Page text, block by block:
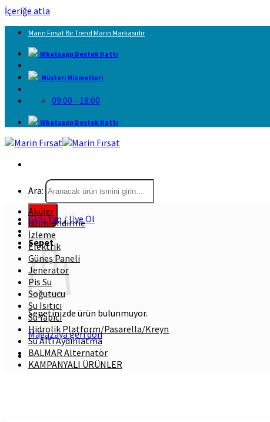
İçeriğe atla
Marin Fırsat Bir Trend Marin Markasıdır
Whatsapp Destek Hattı
Müşteri Hizmetleri
09:00 - 18:00
Whatsapp Destek Hattı
Ara:
Giriş Yap / Üye Ol
Sepet
Sepetinizde ürün bulunmuyor.
Mağazaya geri dön
Aküler
İklimlendirme
İzleme
Elektrik
Güneş Paneli
Jenerator
Pis Su
Soğutucu
Su Isıtıcı
Su Yapıcı
Hidrolik Platform/Pasarella/Kreyn
Su Altı Aydınlatma
BALMAR Alternatör
KAMPANYALI ÜRÜNLER